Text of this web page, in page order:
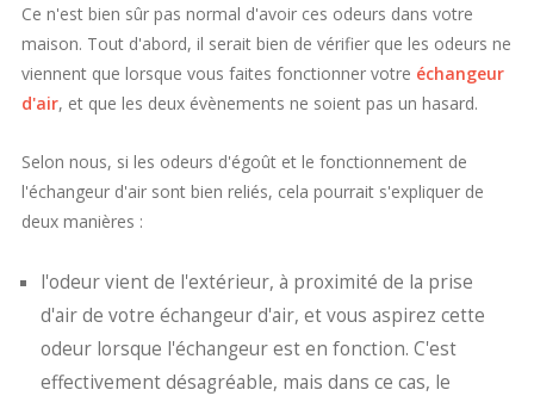
Ce n'est bien sûr pas normal d'avoir ces odeurs dans votre
maison. Tout d'abord, il serait bien de vérifier que les odeurs ne
viennent que lorsque vous faites fonctionner votre échangeur
d'air, et que les deux évènements ne soient pas un hasard.
Selon nous, si les odeurs d'égoût et le fonctionnement de
l'échangeur d'air sont bien reliés, cela pourrait s'expliquer de
deux manières :
l'odeur vient de l'extérieur, à proximité de la prise
d'air de votre échangeur d'air, et vous aspirez cette
odeur lorsque l'échangeur est en fonction. C'est
effectivement désagréable, mais dans ce cas, le